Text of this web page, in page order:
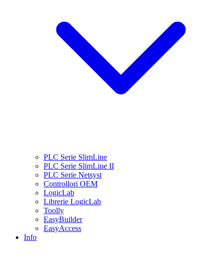
PLC Serie SlimLine
PLC Serie SlimLine II
PLC Serie Netsyst
Controllori OEM
LogicLab
Librerie LogicLab
Toolly
EasyBuilder
EasyAccess
Info